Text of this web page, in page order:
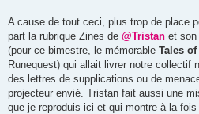
A cause de tout ceci, plus trop de place
part la rubrique Zines de @Tristan et son
(pour ce bimestre, le mémorable Tales
Runequest) qui allait livrer notre collectif
des lettres de supplications ou de
projecteur envié. Tristan fait aussi une
que je reproduis ici et qui montre à la